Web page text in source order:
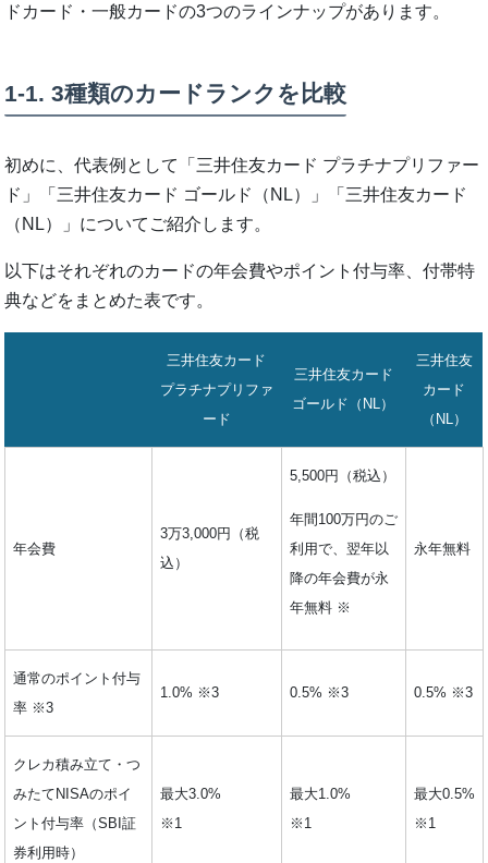
ドカード・一般カードの3つのラインナップがあります。
1-1. 3種類のカードランクを比較
初めに、代表例として「三井住友カード プラチナプリファー
ド」「三井住友カード ゴールド（NL）」「三井住友カード
（NL）」についてご紹介します。
以下はそれぞれのカードの年会費やポイント付与率、付帯特
典などをまとめた表です。
三井住友カード
プラチナプリファ
ード
三井住友カード
ゴールド（NL）
三井住友
カード
（NL）
年会費
3万3,000円（税
込）
5,500円（税込）
年間100万円のご
利用で、翌年以
降の年会費が永
年無料 ※
永年無料
通常のポイント付与
率 ※3
1.0% ※3 0.5% ※3 0.5% ※3
クレカ積み立て・つ
みたてNISAのポイ
ント付与率（SBI証
券利用時）
最大3.0%
※1
最大1.0%
※1
最大0.5%
※1